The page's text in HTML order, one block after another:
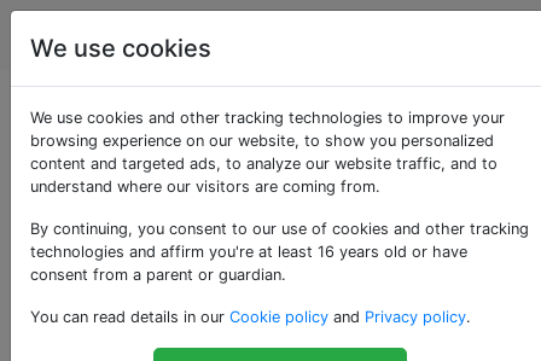
Apple
Pourquoi ne puis-je
pas exécuter `su`?
(et comment dois-je
faire?)
We use cookies
We use cookies and other tracking technologies to improve your
browsing experience on our website, to show you personalized
content and targeted ads, to analyze our website traffic, and to
understand where our visitors are coming from.
By continuing, you consent to our use of cookies and other tracking
technologies and affirm you're at least 16 years old or have
consent from a parent or guardian.
You can read details in our Cookie policy and Privacy policy.